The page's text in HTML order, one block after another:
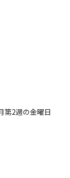
第2週の金曜日